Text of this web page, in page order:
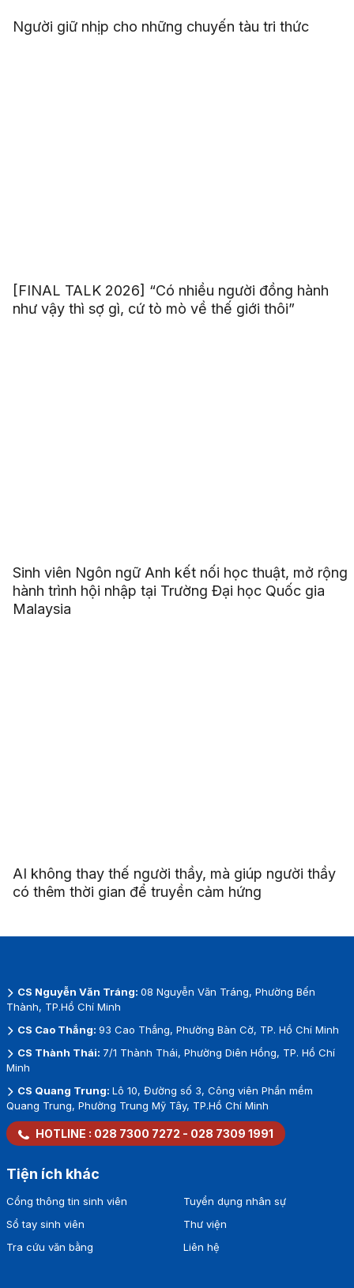
Người giữ nhịp cho những chuyến tàu tri thức
[FINAL TALK 2026] “Có nhiều người đồng hành
như vậy thì sợ gì, cứ tò mò về thế giới thôi”
Sinh viên Ngôn ngữ Anh kết nối học thuật, mở rộng
hành trình hội nhập tại Trường Đại học Quốc gia
Malaysia
AI không thay thế người thầy, mà giúp người thầy
có thêm thời gian để truyền cảm hứng
CS Nguyễn Văn Tráng: 08 Nguyễn Văn Tráng, Phường Bến
Thành, TP.Hồ Chí Minh
CS Cao Thắng: 93 Cao Thắng, Phường Bàn Cờ, TP. Hồ Chí Minh
CS Thành Thái: 7/1 Thành Thái, Phường Diên Hồng, TP. Hồ Chí
Minh
CS Quang Trung: Lô 10, Đường số 3, Công viên Phần mềm
Quang Trung, Phường Trung Mỹ Tây, TP.Hồ Chí Minh
HOTLINE : 028 7300 7272 - 028 7309 1991
Tiện ích khác
Cổng thông tin sinh viên
Sổ tay sinh viên
Tra cứu văn bằng
Tuyển dụng nhân sự
Thư viện
Liên hệ